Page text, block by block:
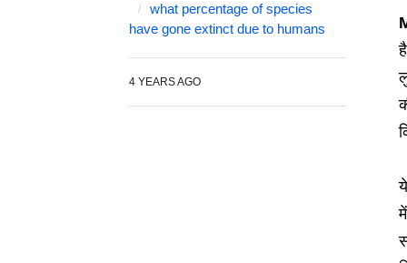
what percentage of species
have gone extinct due to humans
4 YEARS AGO